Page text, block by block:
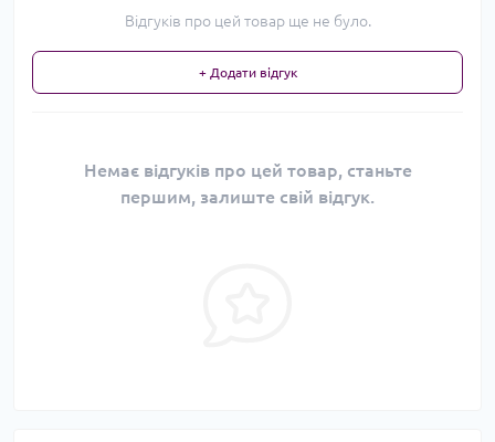
Відгуків про цей товар ще не було.
+ Додати відгук
Немає відгуків про цей товар, станьте
першим, залиште свій відгук.